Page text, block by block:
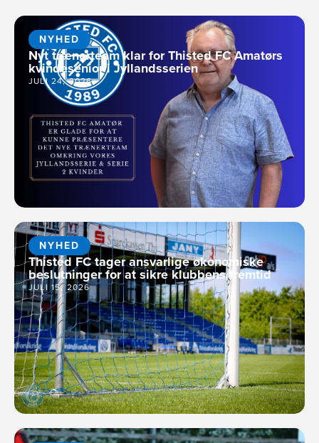
NYHED
Nyt trænerteam klar for Thisted FC Amatørs
kvindesenior i Jyllandsserien
JULI 24, 2026
NYHED
Thisted FC tager ansvarlige økonomiske
beslutninger for at sikre klubbens fremtid
JULI 15, 2026